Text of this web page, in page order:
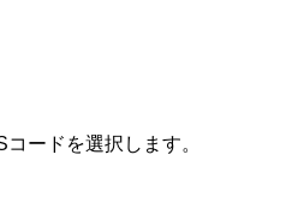
ードを選択します。